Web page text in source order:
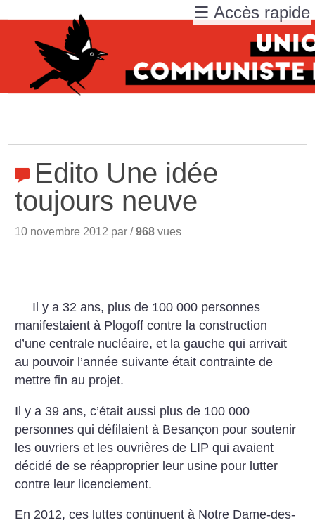
Edito Une idée
toujours neuve
10 novembre 2012 par /968 vues
Il y a 32 ans, plus de 100 000 personnes
manifestaient à Plogoff contre la construction
d’une centrale nucléaire, et la gauche qui arrivait
au pouvoir l’année suivante était contrainte de
mettre fin au projet.
Il y a 39 ans, c’était aussi plus de 100 000
personnes qui défilaient à Besançon pour soutenir
les ouvriers et les ouvrières de LIP qui avaient
décidé de se réapproprier leur usine pour lutter
contre leur licenciement.
En 2012, ces luttes continuent à Notre Dame-des-
☰ Accès rapide